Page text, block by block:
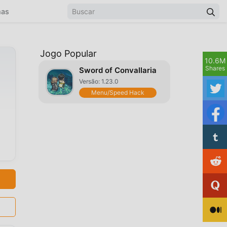
Jogo Popular
Sword of Convallaria
Versão: 1.23.0
Menu/Speed Hack
10.6M
Shares